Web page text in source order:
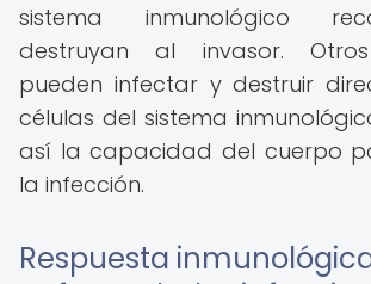
sistema inmunológico
destruyan al invasor.
pueden infectar y destruir
células del sistema
así la capacidad del cuerpo
la infección.
Respuesta